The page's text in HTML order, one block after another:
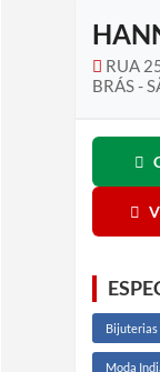
RUA
BRÁS -
Bijuterias
Moda